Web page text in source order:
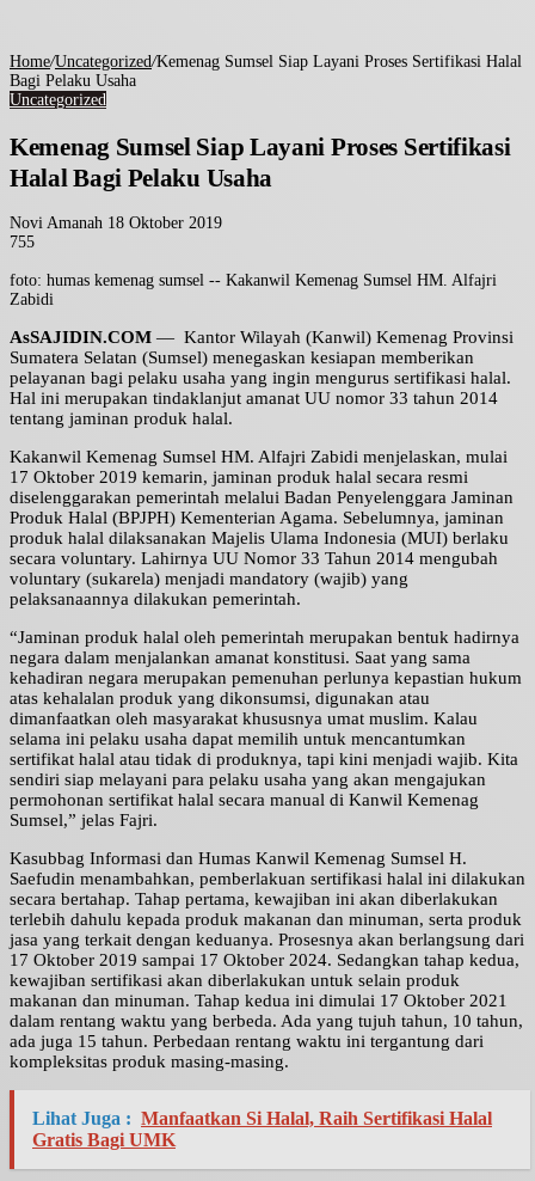
Home/Uncategorized/Kemenag Sumsel Siap Layani Proses Sertifikasi Halal
Bagi Pelaku Usaha
Uncategorized
Kemenag Sumsel Siap Layani Proses Sertifikasi
Halal Bagi Pelaku Usaha
Novi Amanah Send
18 Oktober 2019
755
foto: humas kemenag sumsel -- Kakanwil Kemenag Sumsel HM. Alfajri
Zabidi
AsSAJIDIN.COM — Kantor Wilayah (Kanwil) Kemenag Provinsi
Sumatera Selatan (Sumsel) menegaskan kesiapan memberikan
pelayanan bagi pelaku usaha yang ingin mengurus sertifikasi halal.
Hal ini merupakan tindaklanjut amanat UU nomor 33 tahun 2014
tentang jaminan produk halal.
Kakanwil Kemenag Sumsel HM. Alfajri Zabidi menjelaskan, mulai
17 Oktober 2019 kemarin, jaminan produk halal secara resmi
diselenggarakan pemerintah melalui Badan Penyelenggara Jaminan
Produk Halal (BPJPH) Kementerian Agama. Sebelumnya, jaminan
produk halal dilaksanakan Majelis Ulama Indonesia (MUI) berlaku
secara voluntary. Lahirnya UU Nomor 33 Tahun 2014 mengubah
voluntary (sukarela) menjadi mandatory (wajib) yang
pelaksanaannya dilakukan pemerintah.
“Jaminan produk halal oleh pemerintah merupakan bentuk hadirnya
negara dalam menjalankan amanat konstitusi. Saat yang sama
kehadiran negara merupakan pemenuhan perlunya kepastian hukum
atas kehalalan produk yang dikonsumsi, digunakan atau
dimanfaatkan oleh masyarakat khususnya umat muslim. Kalau
selama ini pelaku usaha dapat memilih untuk mencantumkan
sertifikat halal atau tidak di produknya, tapi kini menjadi wajib. Kita
sendiri siap melayani para pelaku usaha yang akan mengajukan
permohonan sertifikat halal secara manual di Kanwil Kemenag
Sumsel,” jelas Fajri.
Kasubbag Informasi dan Humas Kanwil Kemenag Sumsel H.
Saefudin menambahkan, pemberlakuan sertifikasi halal ini dilakukan
secara bertahap. Tahap pertama, kewajiban ini akan diberlakukan
terlebih dahulu kepada produk makanan dan minuman, serta produk
jasa yang terkait dengan keduanya. Prosesnya akan berlangsung dari
17 Oktober 2019 sampai 17 Oktober 2024. Sedangkan tahap kedua,
kewajiban sertifikasi akan diberlakukan untuk selain produk
makanan dan minuman. Tahap kedua ini dimulai 17 Oktober 2021
dalam rentang waktu yang berbeda. Ada yang tujuh tahun, 10 tahun,
ada juga 15 tahun. Perbedaan rentang waktu ini tergantung dari
kompleksitas produk masing-masing.
Lihat Juga : Manfaatkan Si Halal, Raih Sertifikasi Halal
Gratis Bagi UMK